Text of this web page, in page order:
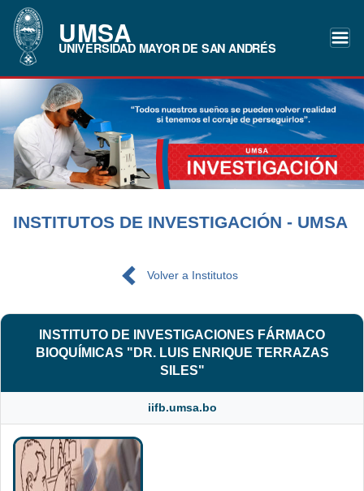
UMSA
UNIVERSIDAD MAYOR DE SAN ANDRÉS
INSTITUTOS DE INVESTIGACIÓN - UMSA
Volver a Institutos
INSTITUTO DE INVESTIGACIONES FÁRMACO
BIOQUÍMICAS "DR. LUIS ENRIQUE TERRAZAS
SILES"
iifb.umsa.bo